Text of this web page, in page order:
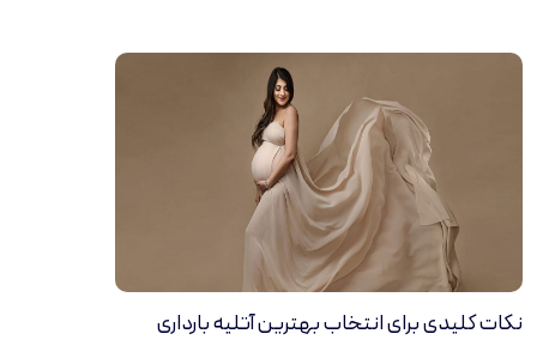
نکات کلیدی برای انتخاب بهترین آتلیه بارداری